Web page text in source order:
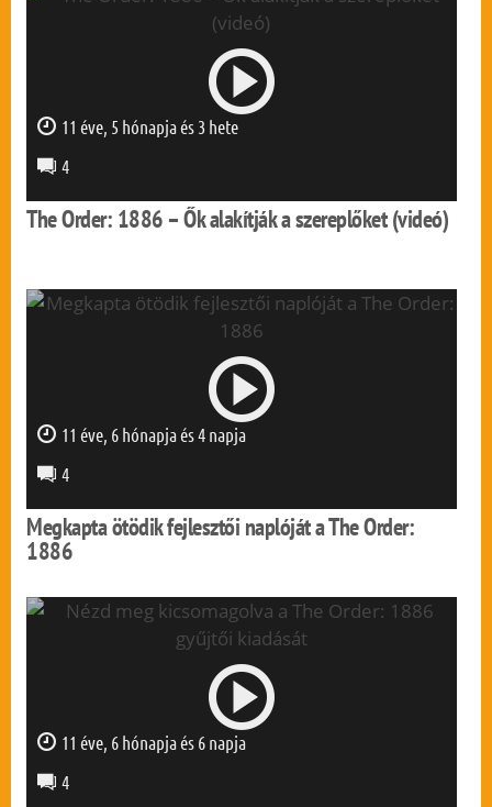
0 mp
11 éve, 5 hónapja és 3 hete
4
The Order: 1886 – Ők alakítják a szereplőket (videó)
0 mp
11 éve, 6 hónapja és 4 napja
4
Megkapta ötödik fejlesztői naplóját a The Order:
1886
0 mp
11 éve, 6 hónapja és 6 napja
4